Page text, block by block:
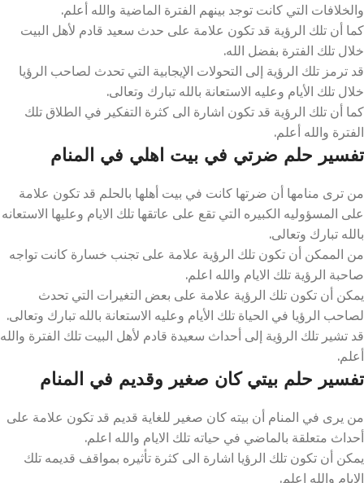
والخلافات التي كانت توجد بينهم الفترة الماضية والله أعلم.
كما أن تلك الرؤية قد تكون علامة على حدث سعيد قادم لأهل البيت
خلال تلك الفترة بفضل الله.
قد ترمز تلك الرؤية إلى التحولات الإيجابية التي تحدث لصاحب الرؤيا
خلال تلك الأيام وعليه الاستعانة بالله تبارك وتعالى.
كما أن تلك الرؤية قد تكون اشارة الى كثرة التفكير في الطلاق تلك
الفترة والله أعلم.
تفسير حلم ضرتي في بيت اهلي في المنام
من ترى منامها أن ضرتها كانت في بيت أهلها بالحلم قد تكون علامة
على المسؤوليه الكبيره التي تقع على عاتقها تلك الايام وعليها الاستعانه
بالله تبارك وتعالى.
من الممكن أن تكون تلك الرؤية علامة على تجنب خسارة كانت تواجه
صاحبة الرؤية تلك الايام والله اعلم.
يمكن أن تكون تلك الرؤية علامة على بعض التغيرات التي تحدث
لصاحب الرؤيا في الحياة تلك الأيام وعليه الاستعانة بالله تبارك وتعالى.
قد تشير تلك الرؤية إلى أحداث سعيدة قادم لأهل البيت تلك الفترة والله
أعلم.
تفسير حلم بيتي كان صغير وقديم في المنام
من يرى في المنام أن بيته كان صغير للغاية قديم قد تكون علامة على
أحداث متعلقة بالماضي في حياته تلك الايام والله اعلم.
يمكن أن تكون تلك الرؤيا اشارة الى كثرة تأثيره بمواقف قديمه تلك
الايام والله اعلم.